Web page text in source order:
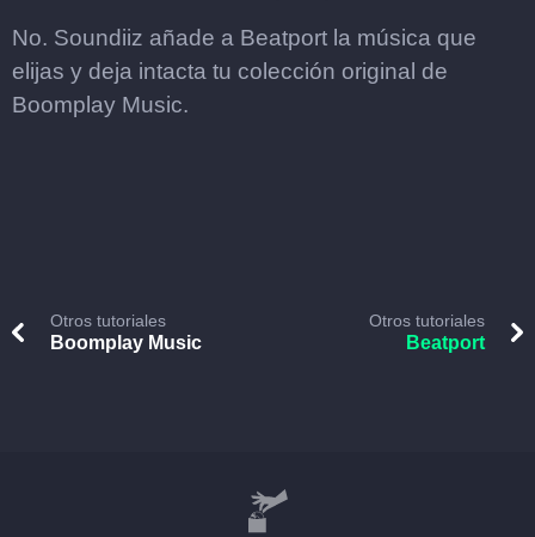
No. Soundiiz añade a Beatport la música que
elijas y deja intacta tu colección original de
Boomplay Music.
Otros tutoriales
Boomplay Music
Otros tutoriales
Beatport